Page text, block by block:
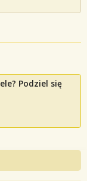
Podziel się